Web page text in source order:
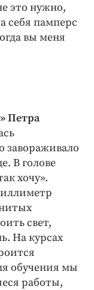
это нужно,
себя памперс
вы меня
Петра
завораживало
В голове
хочу».
свет,
На курсах
обучения мы
работы,